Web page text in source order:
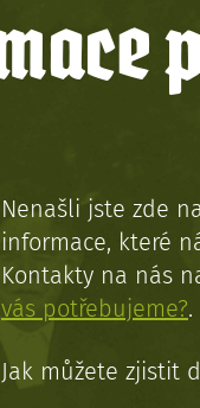
Nenašli jste zde
informace, které
Kontakty na nás
vás potřebujeme?.
Jak můžete zjistit